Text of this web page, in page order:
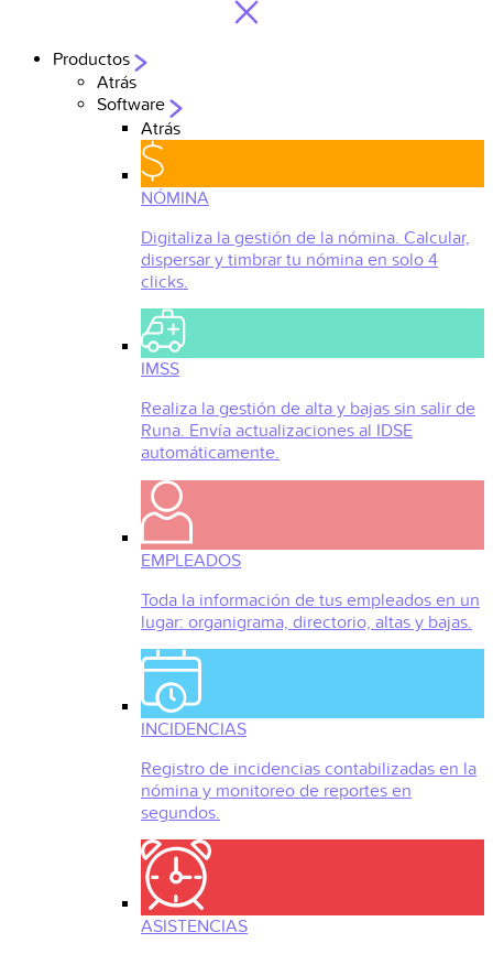
Productos
Atrás
Software
Atrás
NÓMINA
Digitaliza la gestión de la nómina. Calcular,
dispersar y timbrar tu nómina en solo 4
clicks.
IMSS
Realiza la gestión de alta y bajas sin salir de
Runa. Envía actualizaciones al IDSE
automáticamente.
EMPLEADOS
Toda la información de tus empleados en un
lugar: organigrama, directorio, altas y bajas.
INCIDENCIAS
Registro de incidencias contabilizadas en la
nómina y monitoreo de reportes en
segundos.
ASISTENCIAS